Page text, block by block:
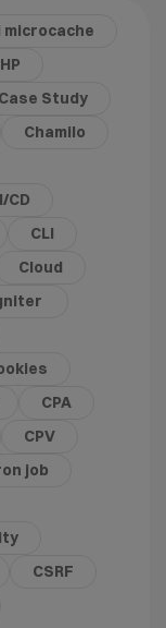
microcache
Case Study
Chamilo
CD
CLI
Cloud
CPA
CPV
job
CSRF